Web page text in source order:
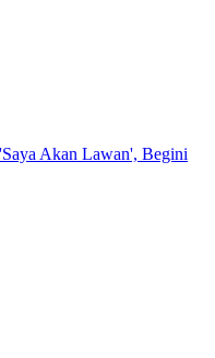
Akan Lawan', Begini